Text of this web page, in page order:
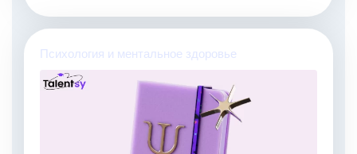
Психология и ментальное здоровье